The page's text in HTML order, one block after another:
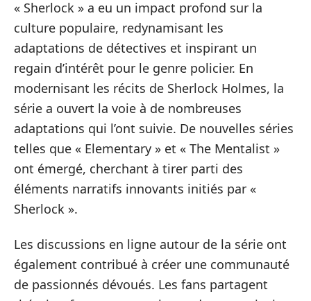
« Sherlock » a eu un impact profond sur la
culture populaire, redynamisant les
adaptations de détectives et inspirant un
regain d’intérêt pour le genre policier. En
modernisant les récits de Sherlock Holmes, la
série a ouvert la voie à de nombreuses
adaptations qui l’ont suivie. De nouvelles séries
telles que « Elementary » et « The Mentalist »
ont émergé, cherchant à tirer parti des
éléments narratifs innovants initiés par «
Sherlock ».
Les discussions en ligne autour de la série ont
également contribué à créer une communauté
de passionnés dévoués. Les fans partagent